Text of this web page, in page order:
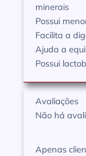
minerais
Possui
Facilita a
Ajuda a
Possui
Avaliações
Não há
Apenas